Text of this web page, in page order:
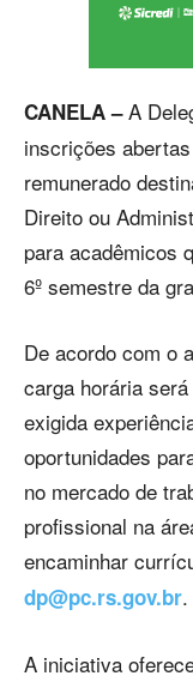
CANELA –A
inscrições
remunerado
Direito ou
para acadêmicos
6º semestre da
De acordo com o
carga horária
exigida
oportunidades
no mercado de
profissional na
encaminhar
dp@pc.rs.gov.br.
A iniciativa